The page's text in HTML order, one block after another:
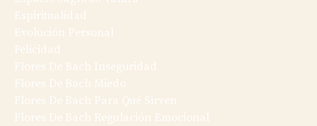
Espiritualidad
Evolución Personal
Felicidad
Flores De Bach Inseguridad
Flores De Bach Miedo
Flores De Bach Para Qué Sirven
Flores De Bach Regulación Emocional